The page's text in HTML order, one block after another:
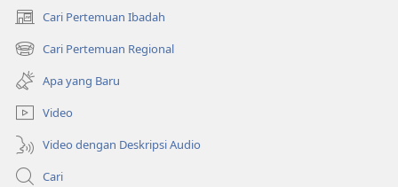
Cari Pertemuan Ibadah
(terbuka
di
window
baru)
Cari Pertemuan Regional
(terbuka
di
window
baru)
Apa yang Baru
Video
Video dengan Deskripsi Audio
Cari